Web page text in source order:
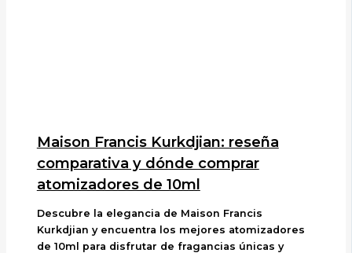
Maison Francis Kurkdjian: reseña
comparativa y dónde comprar
atomizadores de 10ml
Descubre la elegancia de Maison Francis
Kurkdjian y encuentra los mejores atomizadores
de 10ml para disfrutar de fragancias únicas y